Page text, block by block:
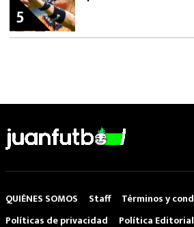
5
QUIÉNES SOMOS Staff
Términos y
Políticas de privacidad
Política Editorial